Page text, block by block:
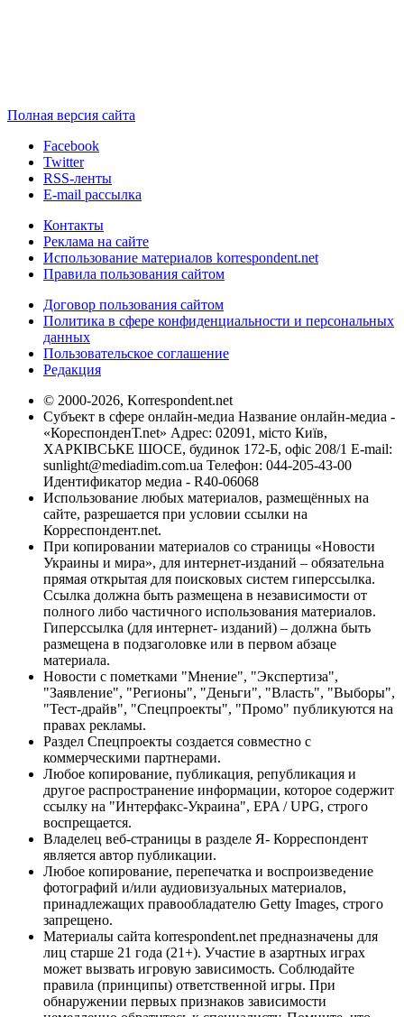
Полная версия сайта
Facebook
Twitter
RSS-ленты
E-mail рассылка
Контакты
Реклама на сайте
Использование материалов korrespondent.net
Правила пользования сайтом
Договор пользования сайтом
Политика в сфере конфиденциальности и персональных
данных
Пользовательское соглашение
Редакция
© 2000-2026, Korrespondent.net
Субъект в сфере онлайн-медиа Название онлайн-медиа -
«КореспонденТ.net» Адрес: 02091, місто Київ,
ХАРКІВСЬКЕ ШОСЕ, будинок 172-Б, офіс 208/1 E-mail:
sunlight@mediadim.com.ua Телефон: 044-205-43-00
Идентификатор медиа - R40-06068
Использование любых материалов, размещённых на
сайте, разрешается при условии ссылки на
Корреспондент.net.
При копировании материалов со страницы «Новости
Украины и мира», для интернет-изданий – обязательна
прямая открытая для поисковых систем гиперссылка.
Ссылка должна быть размещена в независимости от
полного либо частичного использования материалов.
Гиперссылка (для интернет- изданий) – должна быть
размещена в подзаголовке или в первом абзаце
материала.
Новости с пометками "Мнение", "Экспертиза",
"Заявление", "Регионы", "Деньги", "Власть", "Выборы",
"Тест-драйв", "Спецпроекты", "Промо" публикуются на
правах рекламы.
Раздел Спецпроекты создается совместно с
коммерческими партнерами.
Любое копирование, публикация, републикация и
другое распространение информации, которое содержит
ссылку на "Интерфакс-Украина", EPA / UPG, строго
воспрещается.
Владелец веб-страницы в разделе Я- Корреспондент
является автор публикации.
Любое копирование, перепечатка и воспроизведение
фотографий и/или аудиовизуальных материалов,
принадлежащих правообладателю Getty Images, строго
запрещено.
Материалы сайта korrespondent.net предназначены для
лиц старше 21 года (21+). Участие в азартных играх
может вызвать игровую зависимость. Соблюдайте
правила (принципы) ответственной игры. При
обнаружении первых признаков зависимости